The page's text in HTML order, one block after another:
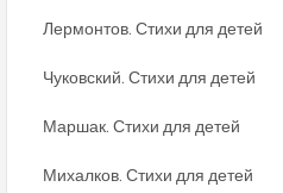
Лермонтов. Стихи для детей
Чуковский. Стихи для детей
Маршак. Стихи для детей
Михалков. Стихи для детей